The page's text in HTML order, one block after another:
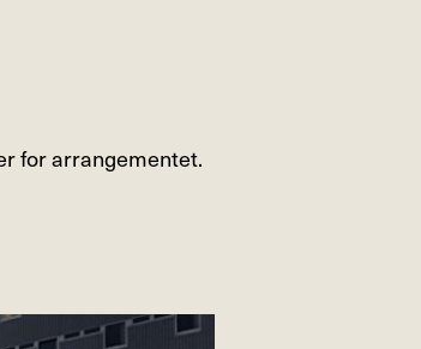
for arrangementet.